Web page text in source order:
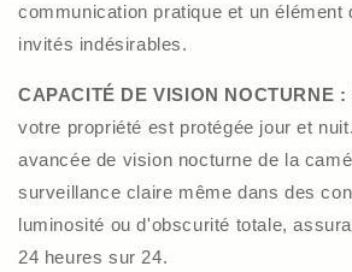
communication pratique et un élément
invités indésirables.
CAPACITÉ DE VISION NOCTURNE :
votre propriété est protégée jour et
avancée de vision nocturne de la
surveillance claire même dans des
luminosité ou d'obscurité totale,
24 heures sur 24.